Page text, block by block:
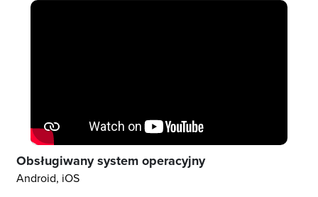
Obsługiwany system operacyjny
Android, iOS